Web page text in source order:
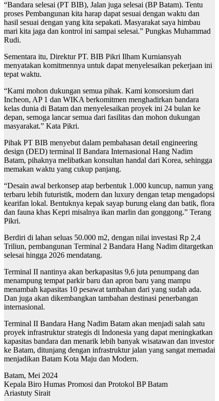
“Bandara selesai (PT BIB), Jalan juga selesai (BP Batam). Tentu
proses Pembangunan kita harap dapat sesuai dengan waktu dan
hasil sesuai dengan yang kita sepakati. Masyarakat saya himbau
mari kita jaga dan kontrol ini sampai selesai.” Pungkas Muhammad
Rudi.
Sementara itu, Direktur PT. BIB Pikri Ilham Kurniansyah
menyatakan komitmennya untuk dapat menyelesaikan pekerjaan ini
tepat waktu.
“Kami mohon dukungan semua pihak. Kami konsorsium dari
Incheon, AP 1 dan WIKA berkomitmen menghadirkan bandara
kelas dunia di Batam dan menyelesaikan proyek ini 24 bulan ke
depan, semoga lancar semua dari fasilitas dan mohon dukungan
masyarakat.” Kata Pikri.
Pihak PT BIB menyebut dalam pembahasan detail engineering
design (DED) terminal II Bandara Internasional Hang Nadim
Batam, pihaknya melibatkan konsultan handal dari Korea, sehingga
memakan waktu yang cukup panjang.
“Desain awal berkonsep atap berbentuk 1.000 kuncup, namun yang
terbaru lebih futuristik, modern dan luxury dengan tetap mengadopsi
kearifan lokal. Bentuknya kepak sayap burung elang dan batik, flora
dan fauna khas Kepri misalnya ikan marlin dan gonggong.” Terang
Pikri.
Berdiri di lahan seluas 50.000 m2, dengan nilai investasi Rp 2,4
Triliun, pembangunan Terminal 2 Bandara Hang Nadim ditargetkan
selesai hingga 2026 mendatang.
Terminal II nantinya akan berkapasitas 9,6 juta penumpang dan
menampung tempat parkir baru dan apron baru yang mampu
menambah kapasitas 10 pesawat tambahan dari yang sudah ada.
Dan juga akan dikembangkan tambahan destinasi penerbangan
internasional.
Terminal II Bandara Hang Nadim Batam akan menjadi salah satu
proyek infrastruktur strategis di Indonesia yang dapat meningkatkan
kapasitas bandara dan menarik lebih banyak wisatawan dan investor
ke Batam, ditunjang dengan infrastruktur jalan yang sangat memadai
menjadikan Batam Kota Maju dan Modern.
Batam, Mei 2024
Kepala Biro Humas Promosi dan Protokol BP Batam
Ariastuty Sirait